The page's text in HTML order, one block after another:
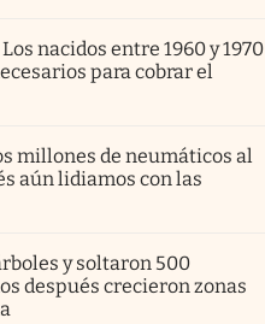
nacidos entre 1960 y 1970
para cobrar el
millones de neumáticos al
aún lidiamos con las
y soltaron 500
después crecieron zonas